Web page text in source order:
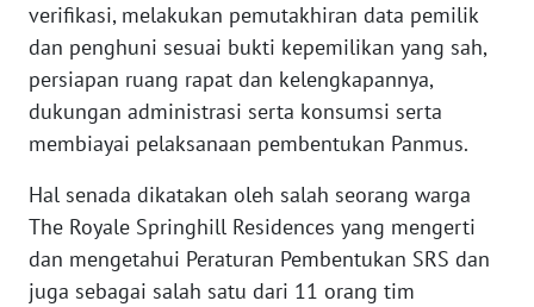
verifikasi, melakukan pemutakhiran data pemilik
dan penghuni sesuai bukti kepemilikan yang sah,
persiapan ruang rapat dan kelengkapannya,
dukungan administrasi serta konsumsi serta
membiayai pelaksanaan pembentukan Panmus.
Hal senada dikatakan oleh salah seorang warga
The Royale Springhill Residences yang mengerti
dan mengetahui Peraturan Pembentukan SRS dan
juga sebagai salah satu dari 11 orang tim
WN
MALUT
WN
WN
DANAU
TOBA